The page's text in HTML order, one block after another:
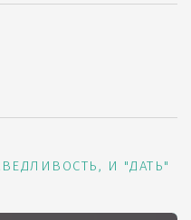
И "ДАТЬ"